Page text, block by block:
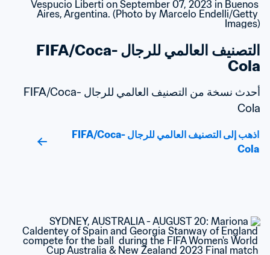
التصنيف العالمي للرجال FIFA/Coca-
Cola
أحدث نسخة من التصنيف العالمي للرجال FIFA/Coca-
Cola
اذهب إلى التصنيف العالمي للرجال FIFA/Coca-
Cola